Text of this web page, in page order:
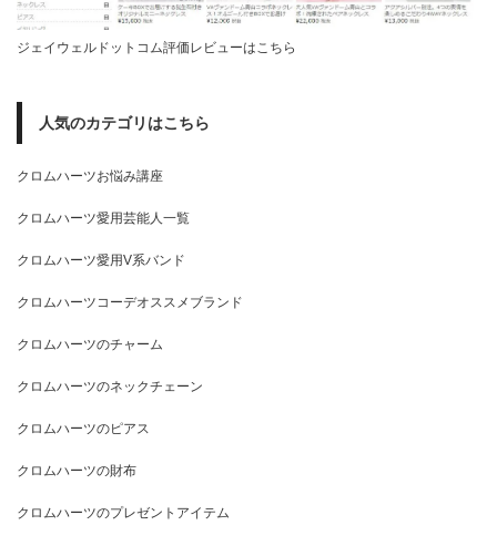
ジェイウェルドットコム評価レビューはこちら
人気のカテゴリはこちら
クロムハーツお悩み講座
クロムハーツ愛用芸能人一覧
クロムハーツ愛用V系バンド
クロムハーツコーデオススメブランド
クロムハーツのチャーム
クロムハーツのネックチェーン
クロムハーツのピアス
クロムハーツの財布
クロムハーツのプレゼントアイテム